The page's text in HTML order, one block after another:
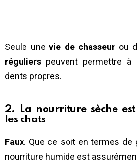
Seule une vie de chasseur ou
réguliers peuvent permettre à
dents propres.
2. La nourriture sèche
les chats
Faux. Que ce soit en termes de
nourriture humide est